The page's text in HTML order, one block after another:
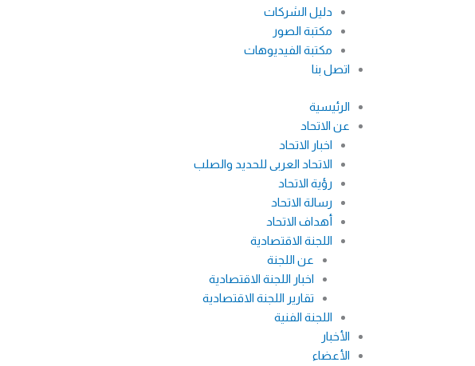
دليل الشركات
مكتبة الصور
مكتبة الفيديوهات
اتصل بنا
الرئيسية
عن الاتحاد
اخبار الاتحاد
الاتحاد العربى للحديد والصلب
رؤية الاتحاد
رسالة الاتحاد
أهداف الاتحاد
اللجنة الاقتصادية
عن اللجنة
اخبار اللجنة الاقتصادية
تقارير اللجنة الاقتصادية
اللجنة الفنية
الأخبار
الأعضاء